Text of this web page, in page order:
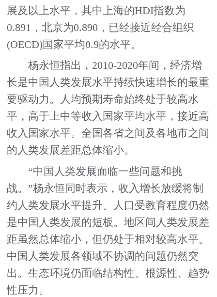
展及以上水平，其中上海的HDI指数为
0.891，北京为0.890，已经接近经合组织
(OECD)国家平均0.9的水平。
杨永恒指出，2010-2020年间，经济增
长是中国人类发展水平持续快速增长的最重
要驱动力。人均预期寿命始终处于较高水
平，高于上中等收入国家平均水平，接近高
收入国家水平。全国各省之间及各地市之间
的人类发展差距总体缩小。
“中国人类发展面临一些问题和挑
战。”杨永恒同时表示，收入增长放缓将制
约人类发展水平提升。人口受教育程度仍然
是中国人类发展的短板。地区间人类发展差
距虽然总体缩小，但仍处于相对较高水平。
中国人类发展各领域不协调的问题仍然突
出。生态环境仍面临结构性、根源性、趋势
性压力。